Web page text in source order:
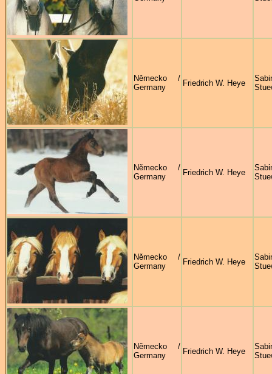
Německo /
Germany
Friedrich W. Heye
Německo /
Germany
Friedrich W. Heye
Německo /
Germany
Friedrich W. Heye
Německo /
Germany
Friedrich W. Heye